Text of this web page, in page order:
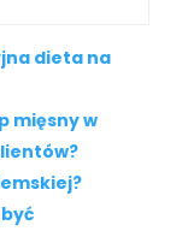
dieta na
mięsny w